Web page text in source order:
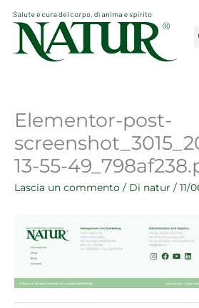
contenuto
Elementor-post-
13-55-
Lascia un commento / Di natur / 11/